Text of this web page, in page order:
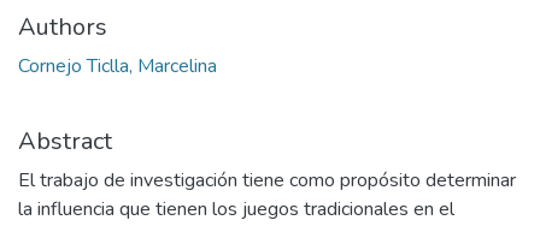
Authors
Cornejo Ticlla, Marcelina
Abstract
El trabajo de investigación tiene como propósito determinar
la influencia que tienen los juegos tradicionales en el